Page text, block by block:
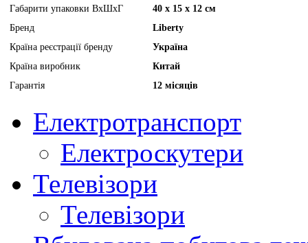
Габарити упаковки ВхШхГ
40 х 15 х 12 см
Бренд
Liberty
Країна реєстрації бренду
Україна
Країна виробник
Китай
Гарантія
12 місяців
Електротранспорт
Електроскутери
Телевізори
Телевізори